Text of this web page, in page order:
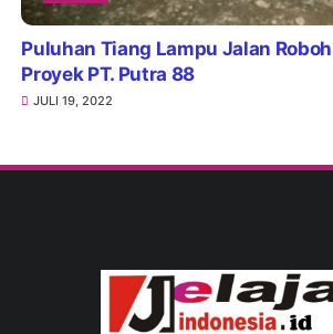
Puluhan Tiang Lampu Jalan
Proyek PT. Putra 88
JULI 19, 2022